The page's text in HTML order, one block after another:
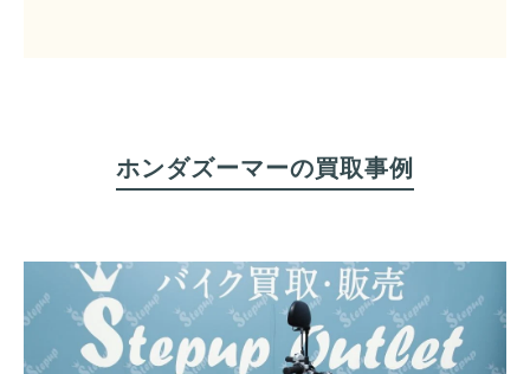
ホンダズーマーの買取事例